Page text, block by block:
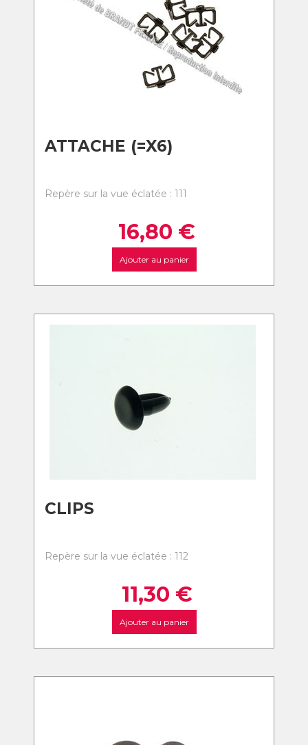
ATTACHE (=X6)
Repère sur la vue éclatée : 111
16,80 €
Ajouter au panier
CLIPS
Repère sur la vue éclatée : 112
11,30 €
Ajouter au panier